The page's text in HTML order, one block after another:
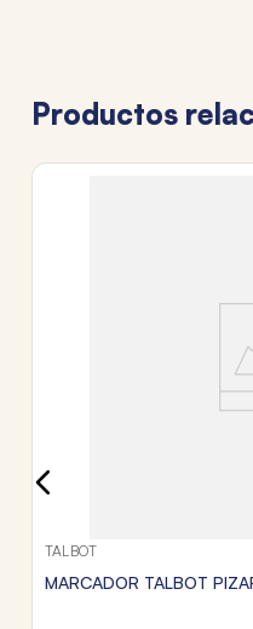
Productos
TALBOT
MARCADOR TALBOT